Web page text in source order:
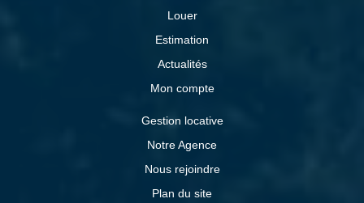
Louer
Estimation
Actualités
Mon compte
Gestion locative
Notre Agence
Nous rejoindre
Plan du site